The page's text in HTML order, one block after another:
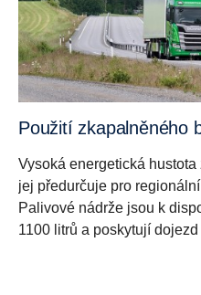
Použití zkapalněného
Vysoká energetická
jej předurčuje pro
Palivové nádrže jsou k
1100 litrů a poskytují